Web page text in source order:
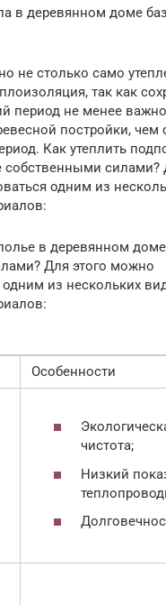
в деревянном доме
не столько само
так как
период не менее
постройки, чем
Как утеплить
силами?
одним из
в деревянном доме
Для этого можно
из нескольких
Особенности
чистота;
Низкий